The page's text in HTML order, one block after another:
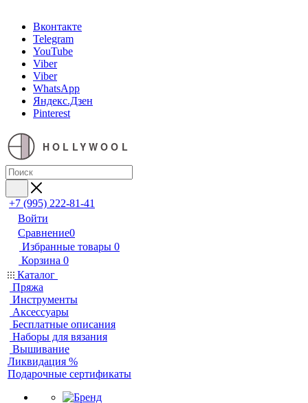
Вконтакте
Telegram
YouTube
Viber
Viber
WhatsApp
Яндекс.Дзен
Pinterest
HOLLYWOOL
+7 (995) 222-81-41
Войти
Сравнение0
Избранные товары 0
Корзина 0
Каталог
Пряжа
Инструменты
Аксессуары
Бесплатные описания
Наборы для вязания
Вышивание
Ликвидация %
Подарочные сертификаты